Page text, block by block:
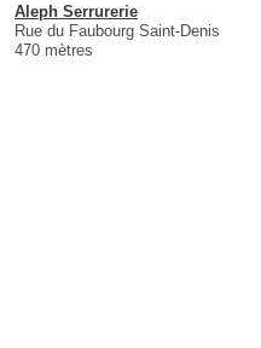
Aleph Serrurerie
Rue du Faubourg Saint-Denis
470 mètres